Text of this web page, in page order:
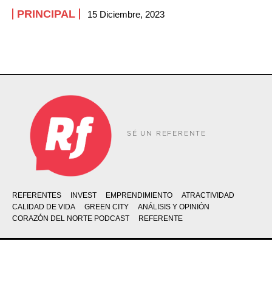
PRINCIPAL 15 Diciembre, 2023
SÉ UN REFERENTE
REFERENTES INVEST EMPRENDIMIENTO
ATRACTIVIDAD
CALIDAD DE VIDA
GREEN CITY
ANÁLISIS Y OPINIÓN
CORAZÓN DEL NORTE PODCAST
REFERENTE